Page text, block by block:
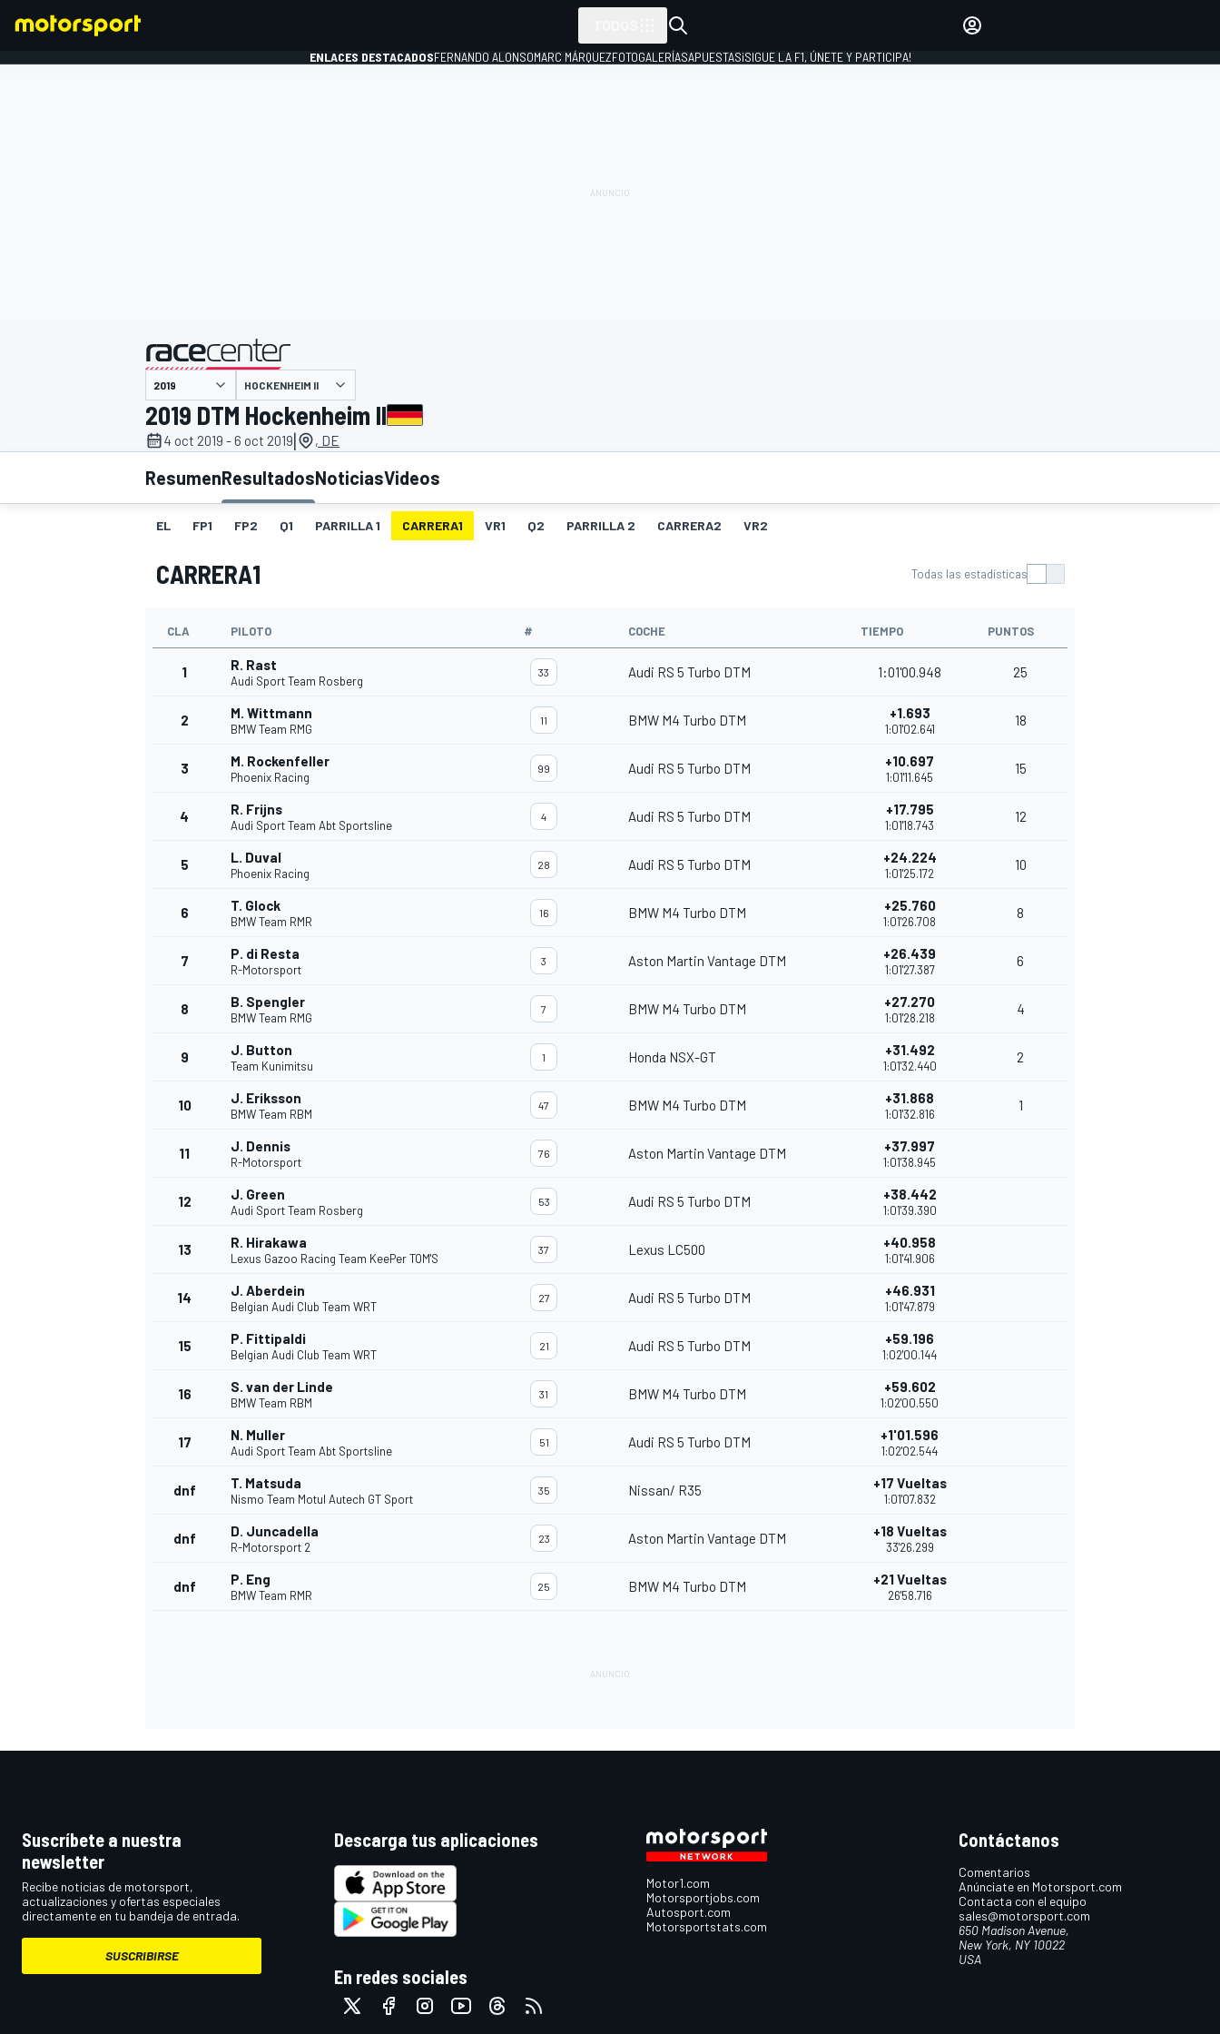
INDYCAR WRC
ENLACES DESTACADOSFERNANDO ALONSOMARC MÁRQUEZFOTOGALERÍASAPUESTAS¡SIGUE LA F1, ÚNETE Y PARTICIPA!
presentado por
HOCKENHEIM II
2019 DTM Hockenheim II
4 oct 2019 - 6 oct 2019| , DE
ResumenResultadosNoticiasVideos
EL FP1 FP2 Q1 PARRILLA 1 CARRERA1 VR1 Q2 PARRILLA 2 CARRERA2 VR2
CARRERA1 Todas las estadísticas
CLA PILOTO # COCHE TIEMPO PUNTOS
1 R. Rast
Audi Sport Team Rosberg
33 Audi RS 5 Turbo DTM 1:01'00.948 25
2 M. Wittmann
BMW Team RMG
11 BMW M4 Turbo DTM +1.693
1:01'02.641
18
3 M. Rockenfeller
Phoenix Racing
99 Audi RS 5 Turbo DTM +10.697
1:01'11.645
15
4 R. Frijns
Audi Sport Team Abt Sportsline
4 Audi RS 5 Turbo DTM +17.795
1:01'18.743
12
5 L. Duval
Phoenix Racing
28 Audi RS 5 Turbo DTM +24.224
1:01'25.172
10
6 T. Glock
BMW Team RMR
16 BMW M4 Turbo DTM +25.760
1:01'26.708
8
7 P. di Resta
R-Motorsport
3 Aston Martin Vantage DTM +26.439
1:01'27.387
6
8 B. Spengler
BMW Team RMG
7 BMW M4 Turbo DTM +27.270
1:01'28.218
4
9 J. Button
Team Kunimitsu
1 Honda NSX-GT +31.492
1:01'32.440
2
10 J. Eriksson
BMW Team RBM
47 BMW M4 Turbo DTM +31.868
1:01'32.816
1
11 J. Dennis
R-Motorsport
76 Aston Martin Vantage DTM +37.997
1:01'38.945
12 J. Green
Audi Sport Team Rosberg
53 Audi RS 5 Turbo DTM +38.442
1:01'39.390
13 R. Hirakawa
Lexus Gazoo Racing Team KeePer TOM'S
37 Lexus LC500 +40.958
1:01'41.906
14 J. Aberdein
Belgian Audi Club Team WRT
27 Audi RS 5 Turbo DTM +46.931
1:01'47.879
15 P. Fittipaldi
Belgian Audi Club Team WRT
21 Audi RS 5 Turbo DTM +59.196
1:02'00.144
16 S. van der Linde
BMW Team RBM
31 BMW M4 Turbo DTM +59.602
1:02'00.550
17 N. Muller
Audi Sport Team Abt Sportsline
51 Audi RS 5 Turbo DTM +1'01.596
1:02'02.544
dnf T. Matsuda
Nismo Team Motul Autech GT Sport
35 Nissan/ R35 +17 Vueltas
1:01'07.832
dnf D. Juncadella
R-Motorsport 2
23 Aston Martin Vantage DTM +18 Vueltas
33'26.299
dnf P. Eng
BMW Team RMR
25 BMW M4 Turbo DTM +21 Vueltas
26'58.716
Suscríbete a nuestra
newsletter
Recibe noticias de motorsport,
actualizaciones y ofertas especiales
directamente en tu bandeja de entrada.
SUSCRIBIRSE
Descarga tus aplicaciones
En redes sociales
Motor1.com
Motorsportjobs.com
Autosport.com
Motorsportstats.com
Contáctanos
Comentarios
Anúnciate en Motorsport.com
Contacta con el equipo
sales@motorsport.com
650 Madison Avenue,
New York, NY 10022
USA